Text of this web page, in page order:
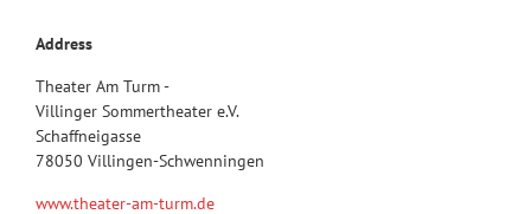
Address
Theater Am Turm -
Villinger Sommertheater e.V.
Schaffneigasse
78050 Villingen-Schwenningen
www.theater-am-turm.de